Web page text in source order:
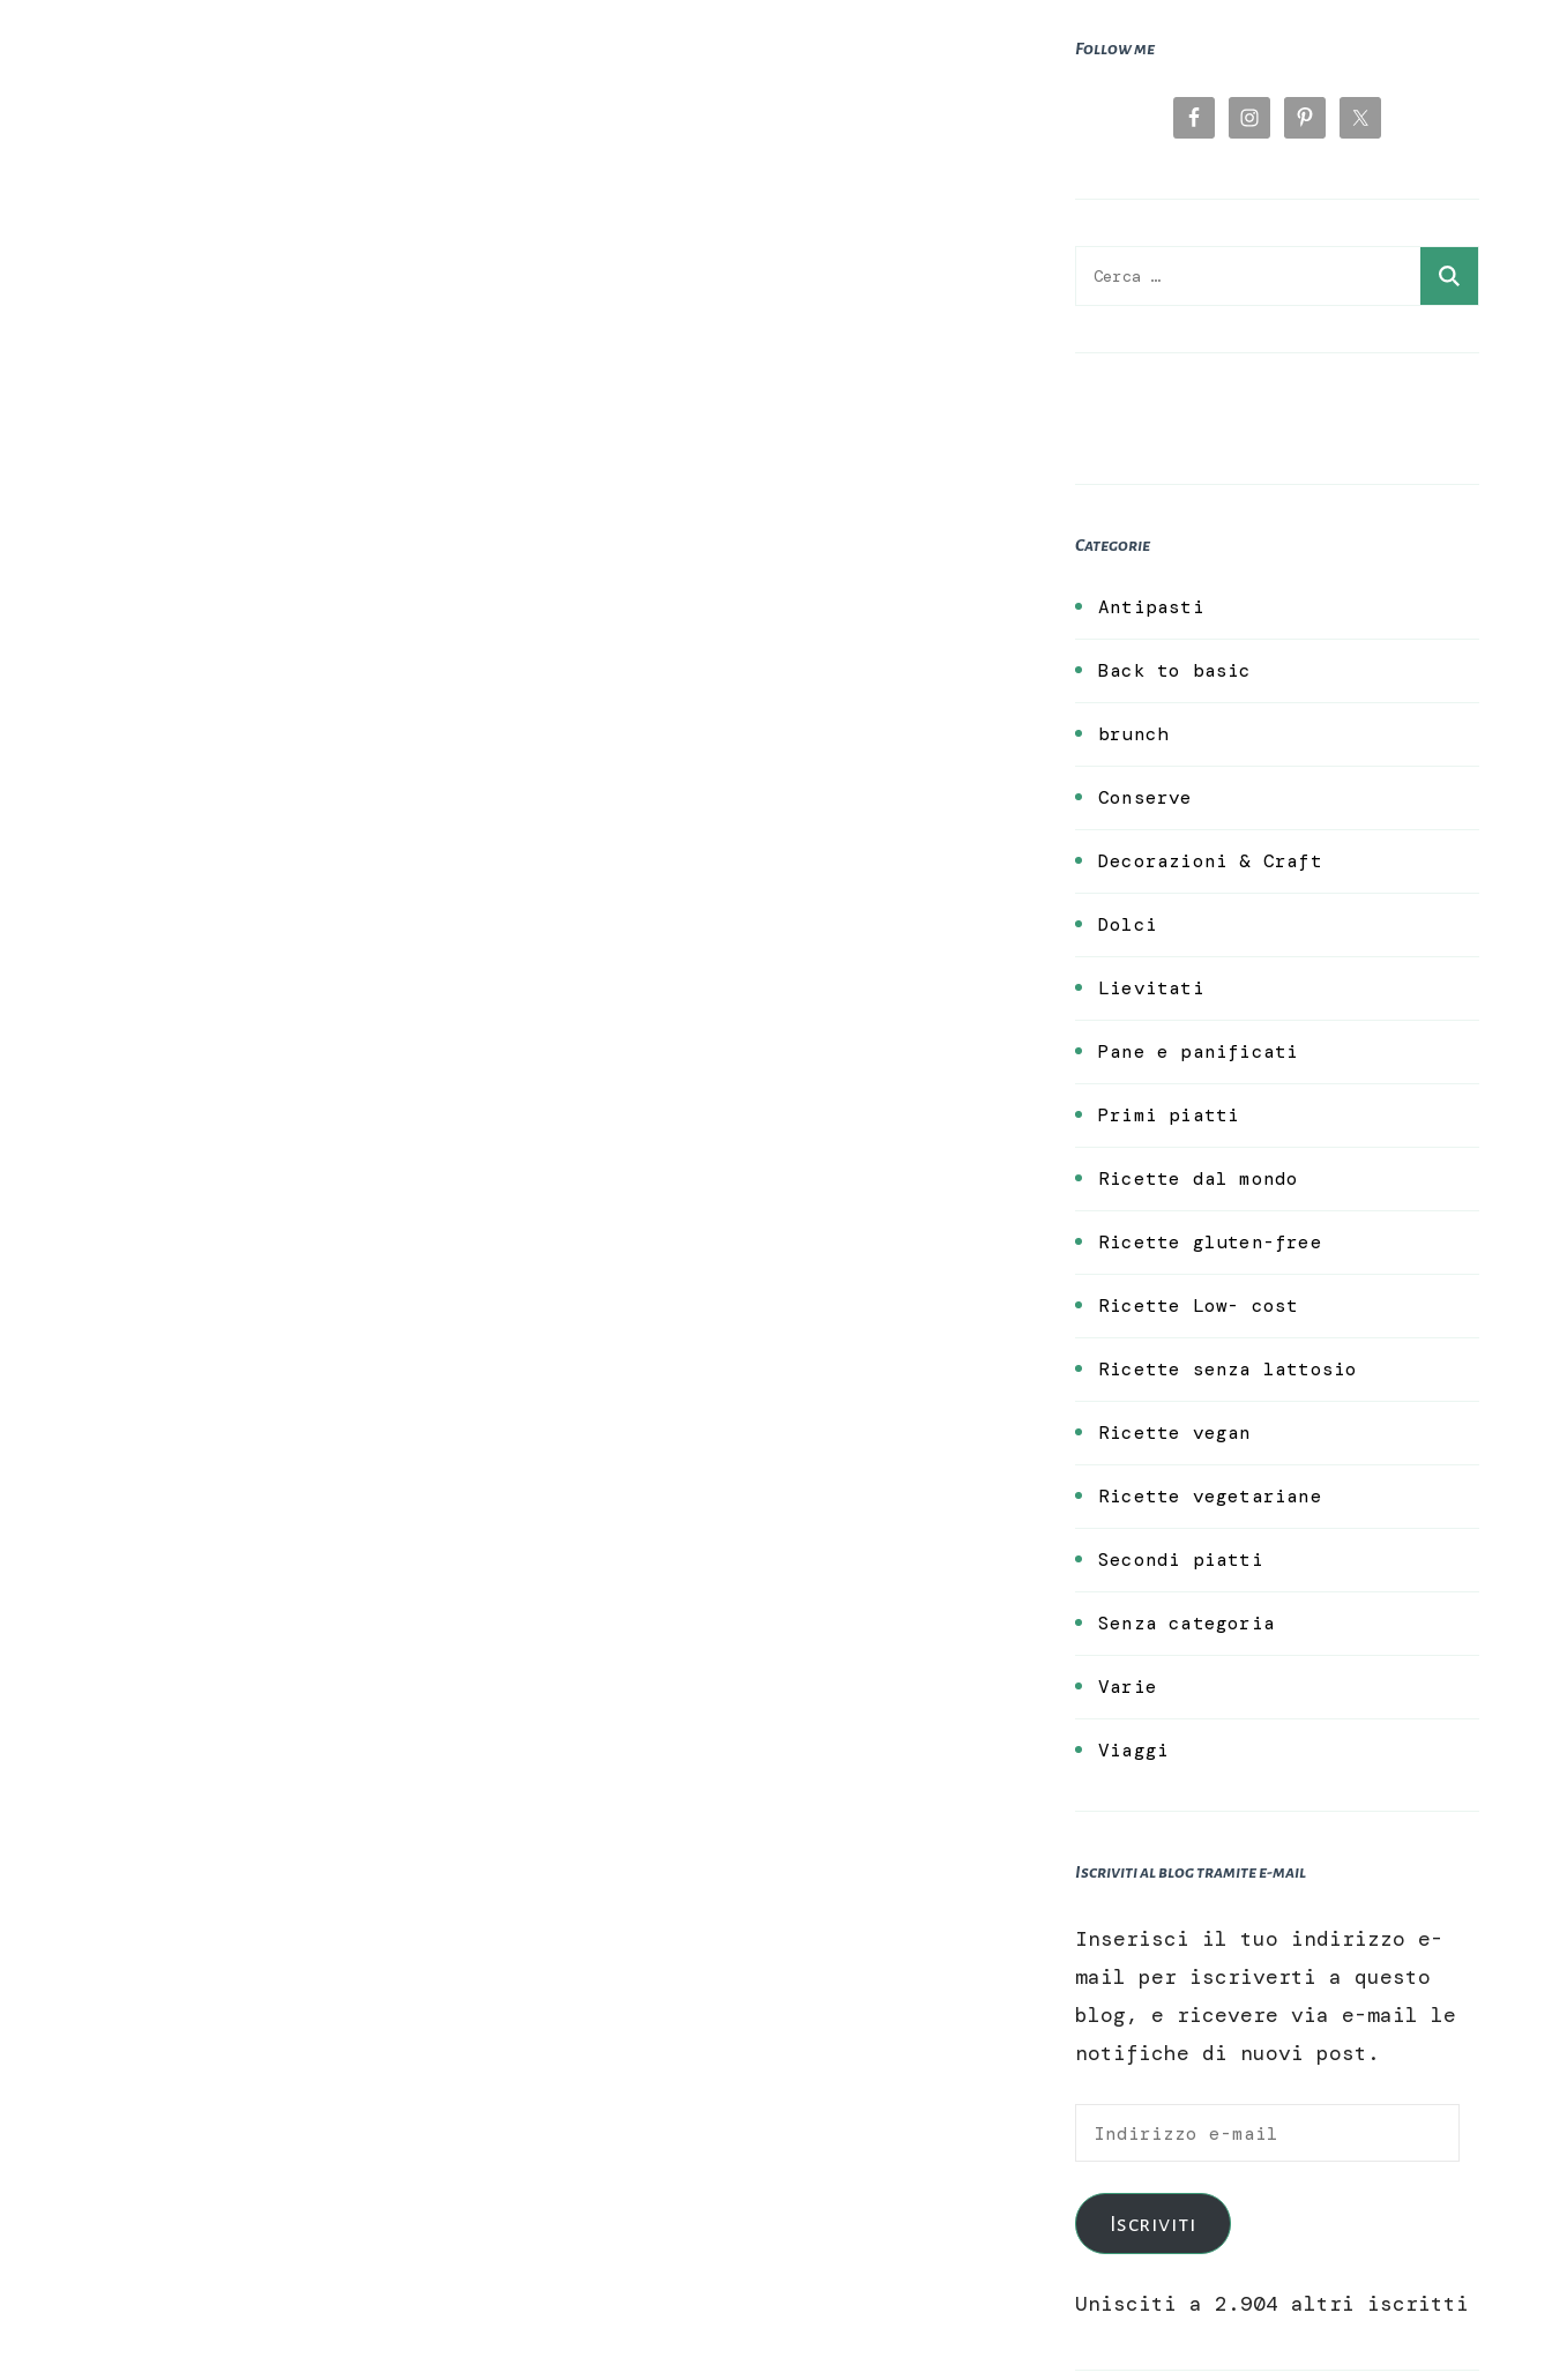
Follow me
Ricerca
Categorie
Antipasti
Back to basic
brunch
Conserve
Decorazioni & Craft
Dolci
Lievitati
Pane e panificati
Primi piatti
Ricette dal mondo
Ricette gluten-free
Ricette Low- cost
Ricette senza lattosio
Ricette vegan
Ricette vegetariane
Secondi piatti
Senza categoria
Varie
Viaggi
Iscriviti al blog tramite e-mail
Inserisci il tuo indirizzo e-
mail per iscriverti a questo
blog, e ricevere via e-mail le
notifiche di nuovi post.
Indirizzo
mail
Iscriviti
Unisciti a 2.904 altri iscritti